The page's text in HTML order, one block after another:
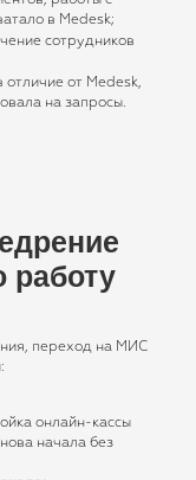
в Medesk;
сотрудников
отличие от Medesk,
на запросы.
переход на МИС
онлайн-кассы
начала без